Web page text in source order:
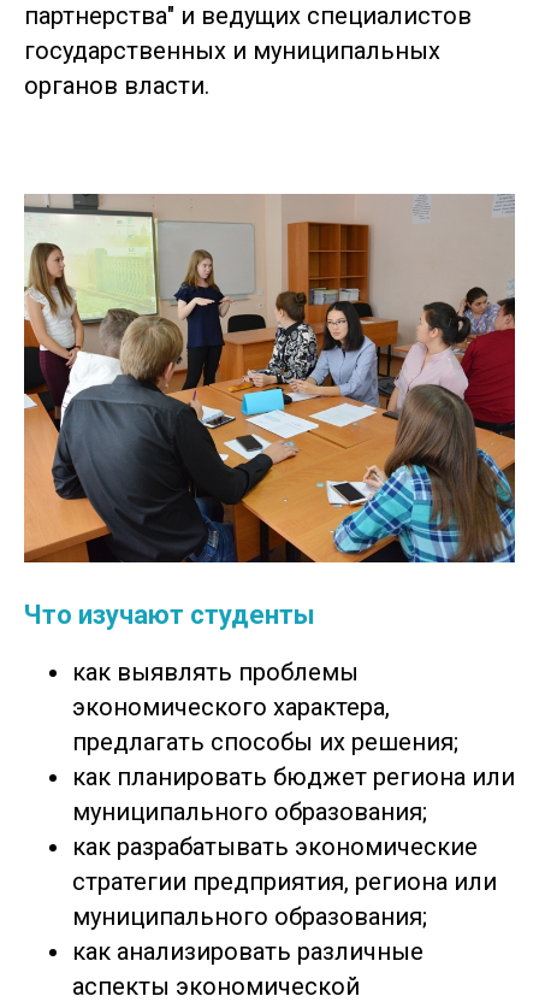
партнерства" и ведущих специалистов
государственных и муниципальных
органов власти.
Что изучают студенты
как выявлять проблемы
экономического характера,
предлагать способы их решения;
как планировать бюджет региона или
муниципального образования;
как разрабатывать экономические
стратегии предприятия, региона или
муниципального образования;
как анализировать различные
аспекты экономической